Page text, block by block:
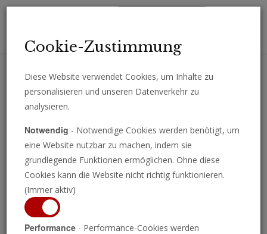
Erhalten Sie wichtige Analysen, Kommentare und Nachrichten
Programm ansehen
Cookie-Zustimmung
Diese Website verwendet Cookies, um Inhalte zu
personalisieren und unseren Datenverkehr zu
analysieren.
Notwendig - Notwendige Cookies werden benötigt, um
eine Website nutzbar zu machen, indem sie
grundlegende Funktionen ermöglichen. Ohne diese
Cookies kann die Website nicht richtig funktionieren.
(Immer aktiv)
Performance - Performance-Cookies werden